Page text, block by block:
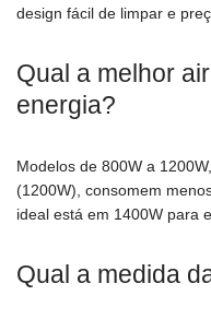
design fácil de limpar e
Qual a melhor
energia?
Modelos de 800W a
(1200W), consomem
ideal está em 1400W para
Qual a medida